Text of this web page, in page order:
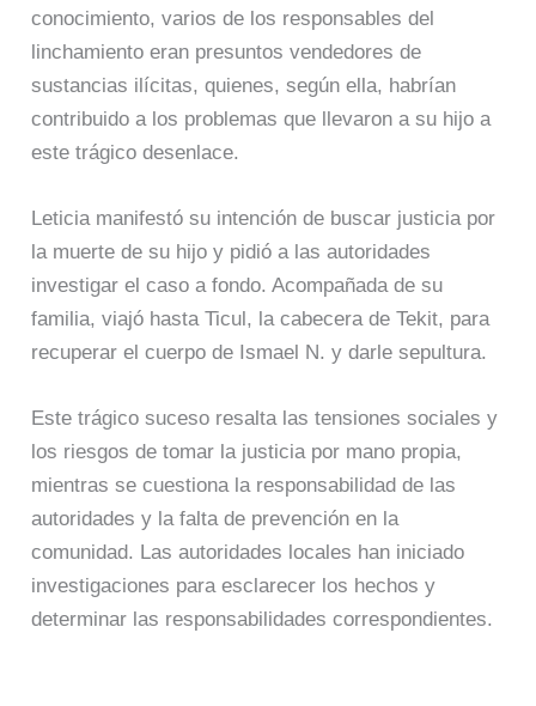
conocimiento, varios de los responsables del
linchamiento eran presuntos vendedores de
sustancias ilícitas, quienes, según ella, habrían
contribuido a los problemas que llevaron a su hijo a
este trágico desenlace.
Leticia manifestó su intención de buscar justicia por
la muerte de su hijo y pidió a las autoridades
investigar el caso a fondo. Acompañada de su
familia, viajó hasta Ticul, la cabecera de Tekit, para
recuperar el cuerpo de Ismael N. y darle sepultura.
Este trágico suceso resalta las tensiones sociales y
los riesgos de tomar la justicia por mano propia,
mientras se cuestiona la responsabilidad de las
autoridades y la falta de prevención en la
comunidad. Las autoridades locales han iniciado
investigaciones para esclarecer los hechos y
determinar las responsabilidades correspondientes.